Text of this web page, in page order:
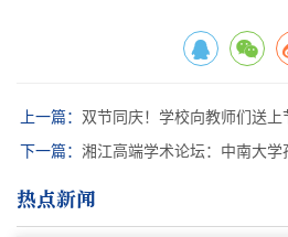
上一篇： 双节同庆！学校向教师们送上
下一篇： 湘江高端学术论坛：中南大学
热点新闻